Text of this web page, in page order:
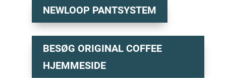
NEWLOOP PANTSYSTEM
BESØG ORIGINAL COFFEE
HJEMMESIDE